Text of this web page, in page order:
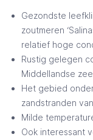
Gezondste
zoutmeren
relatief hoge
Rustig gelegen
Middellandse zee
Het gebied
zandstranden
Milde
Ook interessant